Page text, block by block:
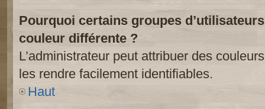
Pourquoi certains groupes
couleur différente ?
L’administrateur peut attribuer des
les rendre facilement identifiables.
Haut